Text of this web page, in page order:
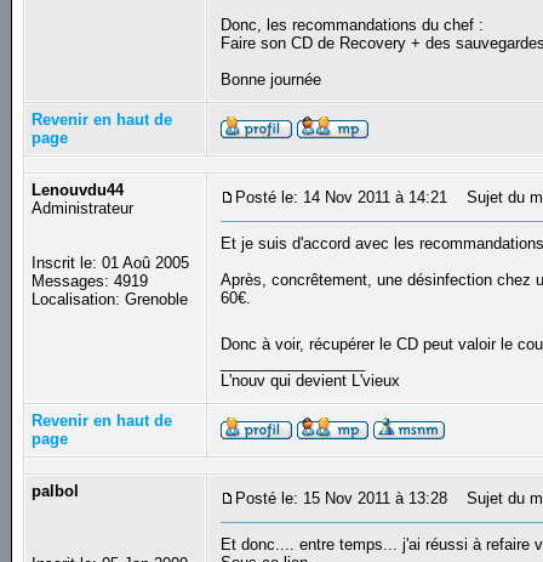
Donc, les recommandations du chef :
Faire son CD de Recovery + des
Bonne journée
Revenir en haut de
page
Lenouvdu44
Administrateur
Inscrit le: 01 Aoû 2005
Messages: 4919
Localisation: Grenoble
Posté le: 14 Nov 2011 à 14:21 Sujet du
Et je suis d'accord avec les
Après, concrêtement, une désinfection chez
60€.
Donc à voir, récupérer le CD peut valoir le
L'nouv qui devient L'vieux
Revenir en haut de
page
palbol Posté le: 15 Nov 2011 à 13:28 Sujet du
Et donc.... entre temps... j'ai réussi à refaire